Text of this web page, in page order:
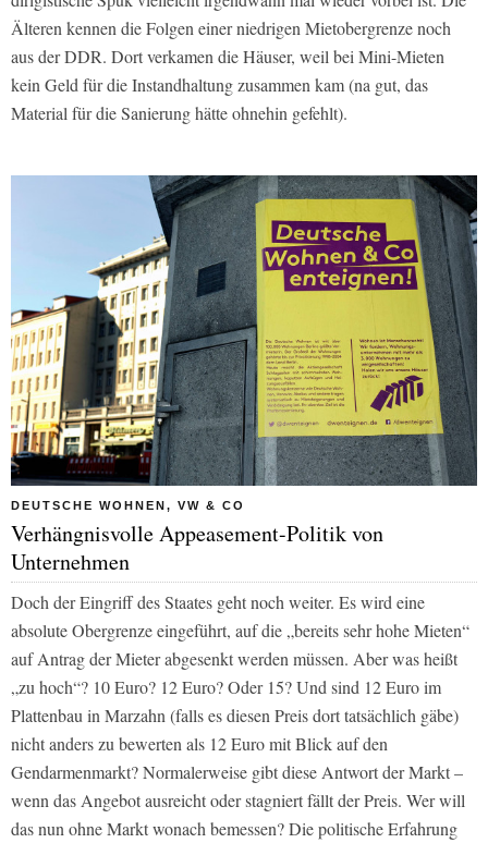
Älteren kennen die Folgen einer niedrigen Mietobergrenze noch
aus der DDR. Dort verkamen die Häuser, weil bei Mini-Mieten
kein Geld für die Instandhaltung zusammen kam (na gut, das
Material für die Sanierung hätte ohnehin gefehlt).
DEUTSCHE WOHNEN, VW & CO
Verhängnisvolle Appeasement-Politik von
Unternehmen
Doch der Eingriff des Staates geht noch weiter. Es wird eine
absolute Obergrenze eingeführt, auf die „bereits sehr hohe Mieten“
auf Antrag der Mieter abgesenkt werden müssen. Aber was heißt
„zu hoch“? 10 Euro? 12 Euro? Oder 15? Und sind 12 Euro im
Plattenbau in Marzahn (falls es diesen Preis dort tatsächlich gäbe)
nicht anders zu bewerten als 12 Euro mit Blick auf den
Gendarmenmarkt? Normalerweise gibt diese Antwort der Markt –
wenn das Angebot ausreicht oder stagniert fällt der Preis. Wer will
das nun ohne Markt wonach bemessen? Die politische Erfahrung